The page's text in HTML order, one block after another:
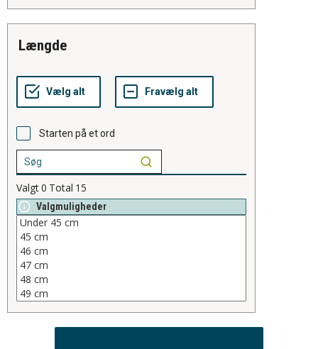
længde
Starten på et ord
Valgt0 Total 15
Valgmuligheder